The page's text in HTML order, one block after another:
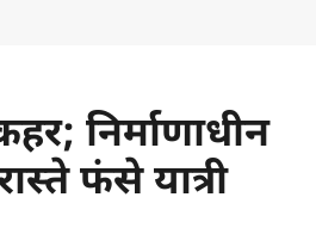
निर्माणाधीन
फंसे यात्री